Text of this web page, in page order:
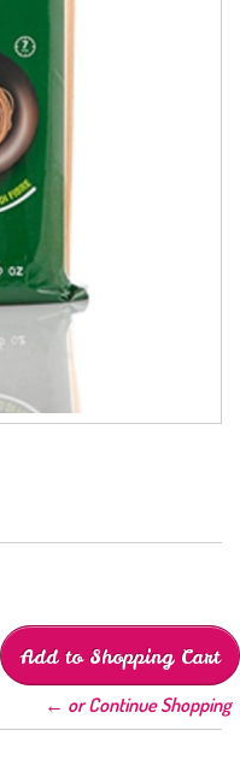
← or Continue Shopping